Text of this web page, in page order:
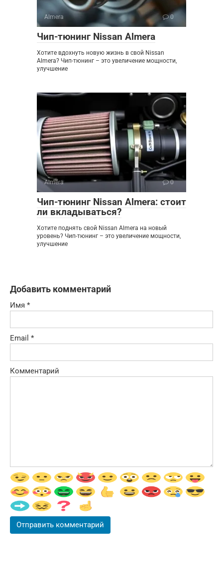
Almera 0
Чип-тюнинг Nissan Almera
Хотите вдохнуть новую жизнь в свой Nissan
Almera? Чип-тюнинг – это увеличение мощности,
улучшение
Almera 0
Чип-тюнинг Nissan Almera: стоит
ли вкладываться?
Хотите поднять свой Nissan Almera на новый
уровень? Чип-тюнинг – это увеличение мощности,
улучшение
Добавить комментарий
Имя *
Email *
Комментарий